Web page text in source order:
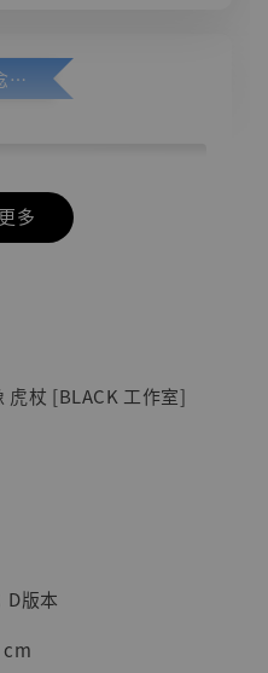
加購優惠【悟空 鳥山明紀念款 [奇蹟工作室]】
列蒐藏雕像 悟空 鳥山
多
虎杖 [BLACK 工作室]
D版本
cm